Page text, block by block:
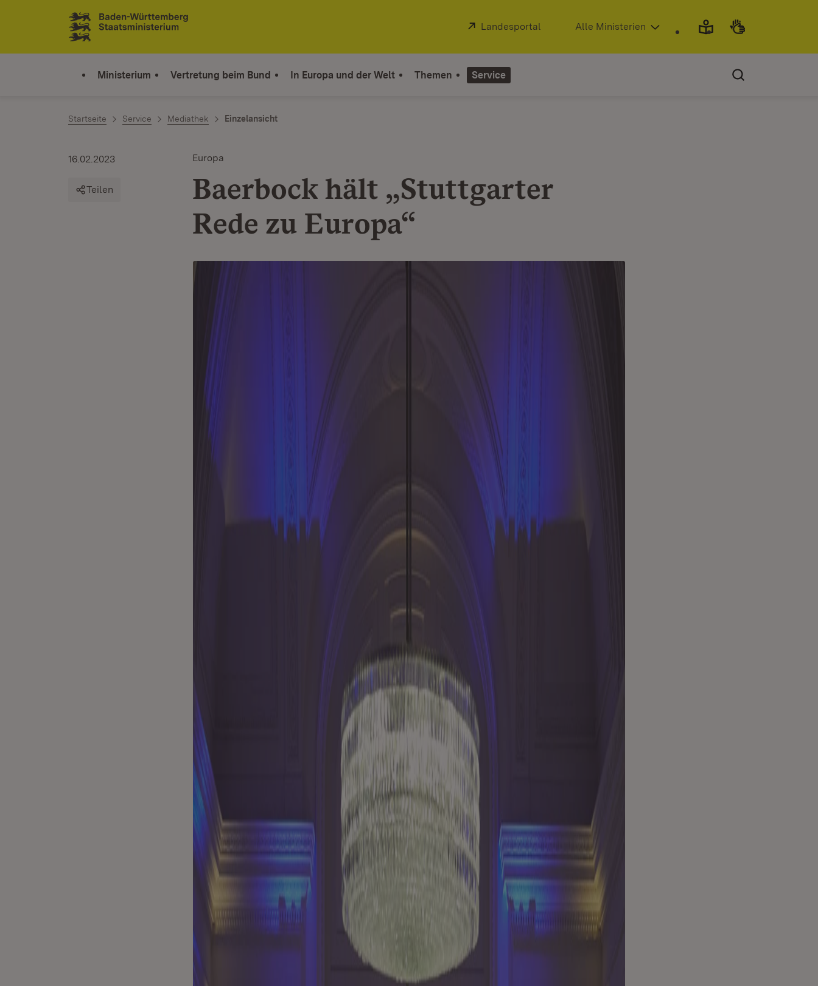
Zum Inhalt springen
Link zur Startseite
Extern:
Landesportal (Öffnet in neuem Fenster)
Alle Ministerien
Ministerium Vertretung beim Bund In Europa und der Welt Themen Service
Startseite Service Mediathek Einzelansicht
Europa
Baerbock hält „Stuttgarter
Rede zu Europa“
16.02.2023
Teilen